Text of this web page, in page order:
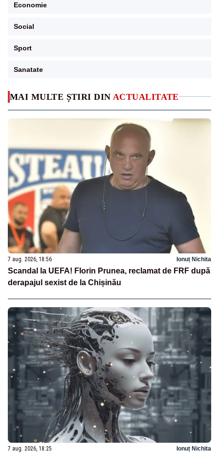
MAI MULTE ȘTIRI DIN ACTUALITATE
7 aug. 2026, 18:56 Ionuț Nichita
Scandal la UEFA! Florin Prunea, reclamat de FRF după
derapajul sexist de la Chișinău
7 aug. 2026, 18:25 Ionuț Nichita
Economie
Social
Sport
Sanatate